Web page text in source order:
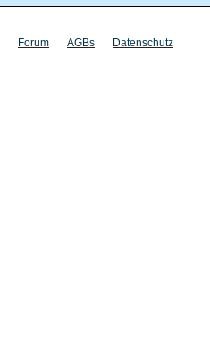
Forum AGBs Datenschutz